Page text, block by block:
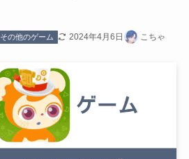
その他のゲーム 2024年4月6日 こちゃ